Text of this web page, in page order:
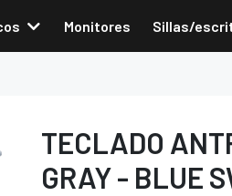
Monitores Sillas/
TECLADO
GRAY - BLUE